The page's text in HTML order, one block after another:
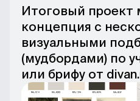
Итоговый проект
концепция с
визуальными
(мудбордами) по
или брифу от
Соберите